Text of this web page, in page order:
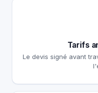
Tarifs
Le devis signé avant